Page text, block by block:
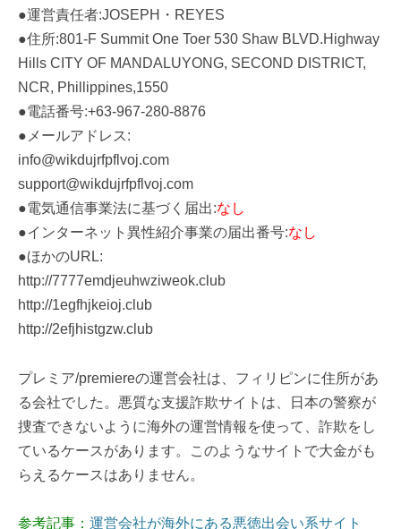
●運営責任者:JOSEPH・REYES
●住所:801-F Summit One Toer 530 Shaw BLVD.Highway
Hills CITY OF MANDALUYONG, SECOND DISTRICT,
NCR, Phillippines,1550
●電話番号:+63-967-280-8876
●メールアドレス:
info@wikdujrfpflvoj.com
support@wikdujrfpflvoj.com
●電気通信事業法に基づく届出:なし
●インターネット異性紹介事業の届出番号:なし
●ほかのURL:
http://7777emdjeuhwziweok.club
http://1egfhjkeioj.club
http://2efjhistgzw.club
プレミア/premiereの運営会社は、フィリピンに住所があ
る会社でした。悪質な支援詐欺サイトは、日本の警察が
捜査できないように海外の運営情報を使って、詐欺をし
ているケースがあります。このようなサイトで大金がも
らえるケースはありません。
参考記事： 運営会社が海外にある悪徳出会い系サイト